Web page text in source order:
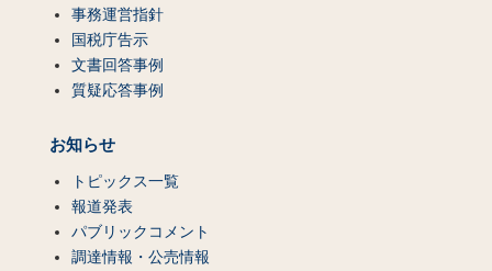
事務運営指針
国税庁告示
文書回答事例
質疑応答事例
お知らせ
トピックス一覧
報道発表
パブリックコメント
調達情報・公売情報